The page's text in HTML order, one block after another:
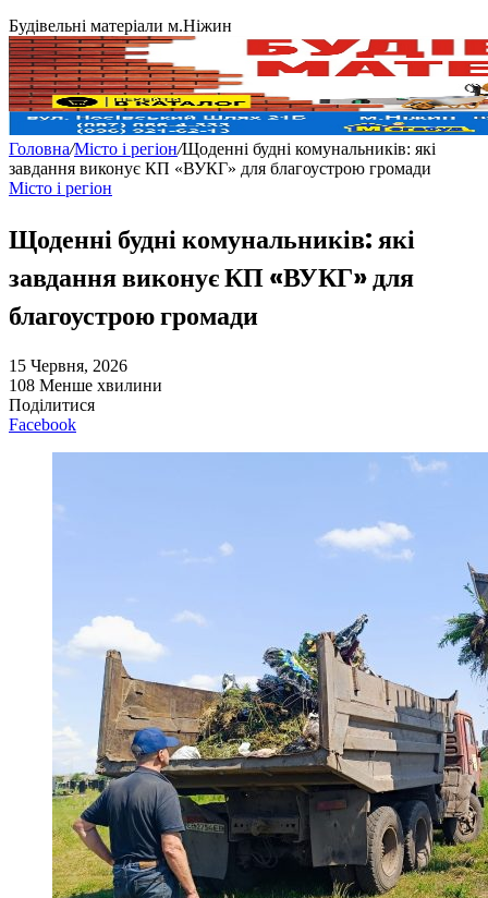
Будівельні матеріали м.Ніжин
Головна/Місто і регіон/Щоденні будні комунальників: які
завдання виконує КП «ВУКГ» для благоустрою громади
Місто і регіон
Щоденні будні комунальників: які
завдання виконує КП «ВУКГ» для
благоустрою громади
15 Червня, 2026
108 Менше хвилини
Поділитися
Facebook